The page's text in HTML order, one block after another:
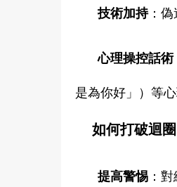
技術加持：偽
心理操控話術
是為你好」）等
如何打破迴圈
提高警惕 ：